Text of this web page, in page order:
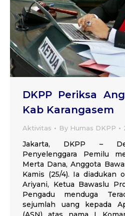
DKPP Periksa
Kab Karangasem
Aktivitas By Humas DKPP
Jakarta, DKPP –
Penyelenggara Pemilu
Merta Dana, Anggota
Kamis (25/4). Ia diadukan
Ariyani, Ketua Bawaslu
Pengadu menduga
sejumlah uang kepada